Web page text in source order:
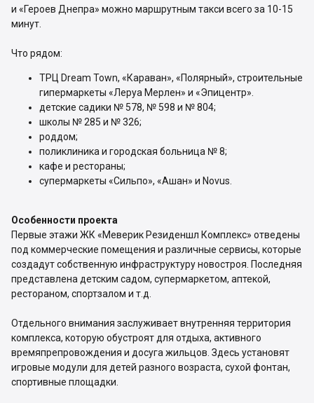
и «Героев Днепра» можно маршрутным такси всего за 10-15
минут.
Что рядом:
ТРЦ Dream Town, «Караван», «Полярный», строительные
гипермаркеты «Леруа Мерлен» и «Эпицентр».
детские садики № 578, № 598 и № 804;
школы № 285 и № 326;
роддом;
поликлиника и городская больница № 8;
кафе и рестораны;
супермаркеты «Сильпо», «Ашан» и Novus.
Особенности проекта
Первые этажи ЖК «Меверик Резиденшл Комплекс» отведены
под коммерческие помещения и различные сервисы, которые
создадут собственную инфраструктуру новостроя. Последняя
представлена детским садом, супермаркетом, аптекой,
рестораном, спортзалом и т.д.
Отдельного внимания заслуживает внутренняя территория
комплекса, которую обустроят для отдыха, активного
времяпрепровождения и досуга жильцов. Здесь установят
игровые модули для детей разного возраста, сухой фонтан,
спортивные площадки.